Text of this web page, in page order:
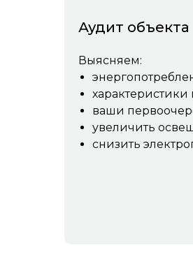
Аудит объекта
Выясняем:
ваши
увеличить
снизить